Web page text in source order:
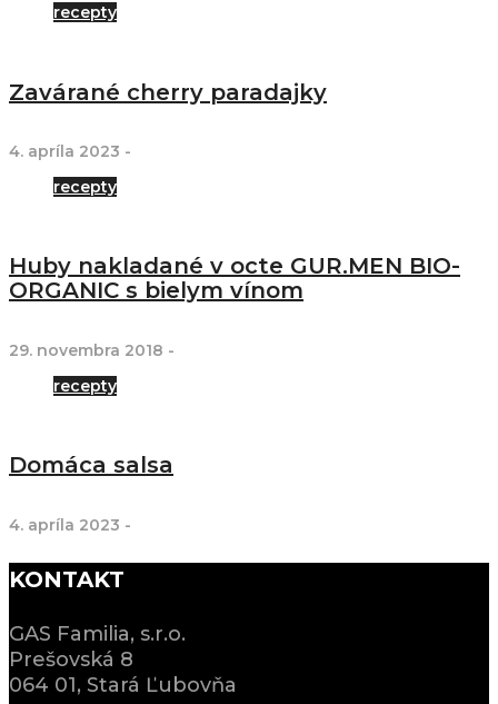
recepty
Zavárané cherry paradajky
4. apríla 2023 -
recepty
Huby nakladané v octe GUR.MEN BIO-
ORGANIC s bielym vínom
29. novembra 2018 -
recepty
Domáca salsa
4. apríla 2023 -
KONTAKT
GAS Familia, s.r.o.
Prešovská 8
064 01, Stará Ľubovňa